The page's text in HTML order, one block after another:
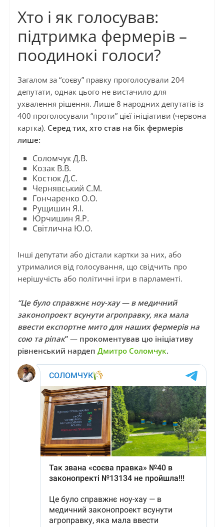
Хто і як голосував:
підтримка фермерів –
поодинокі голоси?
Загалом за “соєву” правку проголосували 204
депутати, однак цього не вистачило для
ухвалення рішення. Лише 8 народних депутатів із
400 проголосували “проти” цієї ініціативи (червона
картка). Серед тих, хто став на бік фермерів
лише:
Соломчук Д.В.
Козак В.В.
Костюк Д.С.
Чернявський С.М.
Гончаренко О.О.
Рущишин Я.І.
Юрчишин Я.Р.
Світлична Ю.О.
Інші депутати або дістали картки за них, або
утрималися від голосування, що свідчить про
нерішучість або політичні ігри в парламенті.
“Це було справжнє ноу-хау — в медичний
законопроект всунути агроправку, яка мала
ввести експортне мито для наших фермерів на
сою та ріпак” — прокоментував цю ініціативу
рівненський нардеп Дмитро Соломчук.